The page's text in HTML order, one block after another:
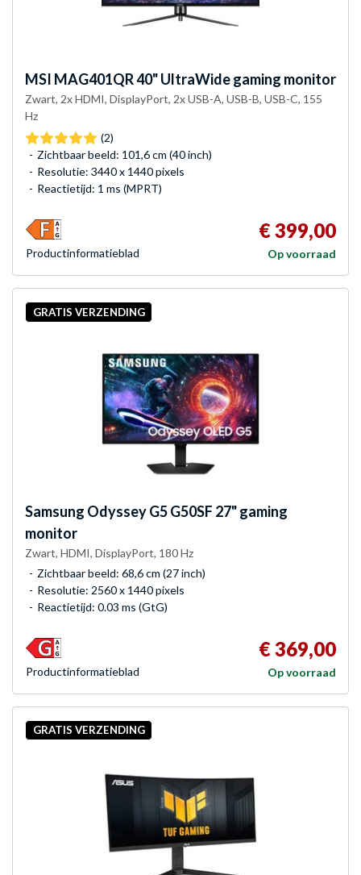
MSI MAG401QR 40" UltraWide gaming monitor
Zwart, 2x HDMI, DisplayPort, 2x USB-A, USB-B, USB-C, 155
Hz
(2)
Zichtbaar beeld: 101,6 cm (40 inch)
Resolutie: 3440 x 1440 pixels
Reactietijd: 1 ms (MPRT)
€ 399,00
Op voorraad
Product­informatieblad
GRATIS VERZENDING
Samsung Odyssey G5 G50SF 27" gaming
monitor
Zwart, HDMI, DisplayPort, 180 Hz
Zichtbaar beeld: 68,6 cm (27 inch)
Resolutie: 2560 x 1440 pixels
Reactietijd: 0.03 ms (GtG)
€ 369,00
Op voorraad
Product­informatieblad
GRATIS VERZENDING